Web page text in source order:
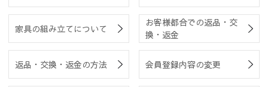
家具の組み立てについて
お客様都合での返品・交
換・返金
返品・交換・返金の方法 会員登録内容の変更